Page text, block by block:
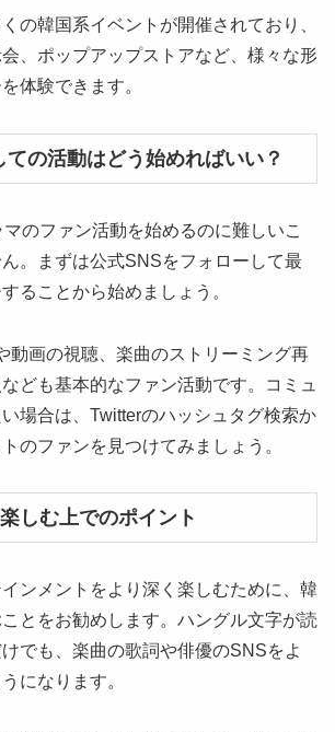
の韓国系イベントが開催されており、
、ポップアップストアなど、様々な形
体験できます。
の活動はどう始めればいい？
のファン活動を始めるのに難しいこ
。まずは公式SNSをフォローして最
ることから始めましょう。
動画の視聴、楽曲のストリーミング再
ども基本的なファン活動です。コミュ
場合は、Twitterのハッシュタグ検索か
のファンを見つけてみましょう。
しむ上でのポイント
ンメントをより深く楽しむために、韓
とをお勧めします。ハングル文字が読
でも、楽曲の歌詞や俳優のSNSをよ
になります。